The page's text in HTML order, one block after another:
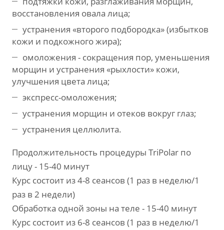
восстановления овала лица;
устранения «второго подбородка» (избытков
кожи и подкожного жира);
омоложения - сокращения пор, уменьшения
морщин и устранения «рыхлости» кожи,
улучшения цвета лица;
экспресс-омоложения;
устранения морщин и отеков вокруг глаз;
устранения целлюлита.
Продолжительность процедуры TriPolar по
лицу - 15-40 минут
Курс состоит из 4-8 сеансов (1 раз в неделю/1
раз в 2 недели)
Обработка одной зоны на теле - 15-40 минут
Курс состоит из 6-8 сеансов (1 раз в неделю/1